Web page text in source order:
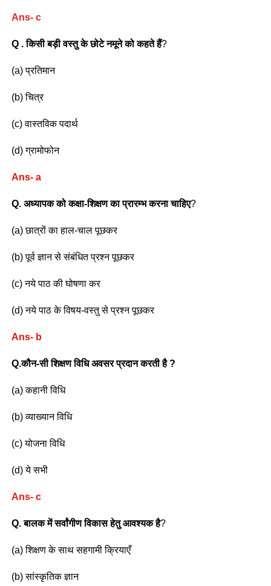
Ans- c
Q . किसी बड़ी वस्तु के छोटे नमूने को कहते हैं?
(a) प्रतिमान
(b) चित्र
(c) वास्तविक पदार्थ
(d) ग्रामोफोन
Ans- a
Q. अध्यापक को कक्षा-शिक्षण का प्रारम्भ करना चाहिए?
(a) छात्रों का हाल-चाल पूछकर
(b) पूर्व ज्ञान से संबंधित प्रश्न पूछकर
(c) नये पाठ की घोषणा कर
(d) नये पाठ के विषय-वस्तु से प्रश्न पूछकर
Ans- b
Q.कौन-सी शिक्षण विधि अवसर प्रदान करती है ?
(a) कहानी विधि
(b) व्याख्यान विधि
(c) योजना विधि
(d) ये सभी
Ans- c
Q. बालक में सर्वांगीण विकास हेतु आवश्यक है?
(a) शिक्षण के साथ सहगामी क्रियाएँ
(b) सांस्कृतिक ज्ञान